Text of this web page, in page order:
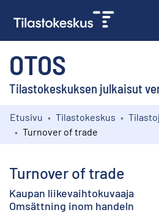
OTOS
Tilastokeskuksen julkaisut
Kokoelmat
Etusivu Tilastokeskus
Turnover of trade
Turnover of trade
Kaupan liikevaihtokuvaaja
Omsättning inom handeln